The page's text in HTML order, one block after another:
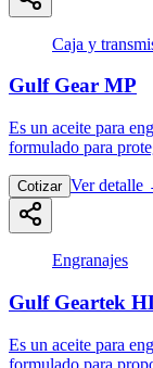
Caja y
Gulf Gear MP
Es un aceite para
formulado para
Cotizar Ver detalle
Engranajes
Gulf Geartek
Es un aceite para
formulado para